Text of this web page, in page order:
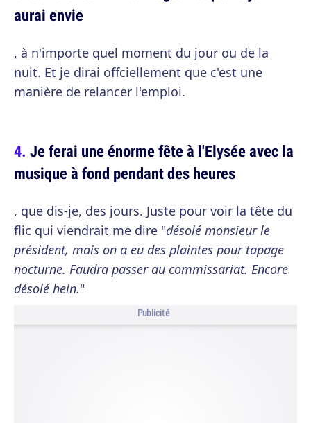
aurai envie
, à n'importe quel moment du jour ou de la
nuit. Et je dirai offciellement que c'est une
manière de relancer l'emploi.
Je ferai une énorme fête à l'Elysée avec la
musique à fond pendant des heures
, que dis-je, des jours. Juste pour voir la tête du
flic qui viendrait me dire "désolé monsieur le
président, mais on a eu des plaintes pour tapage
nocturne. Faudra passer au commissariat. Encore
désolé hein."
Publicité